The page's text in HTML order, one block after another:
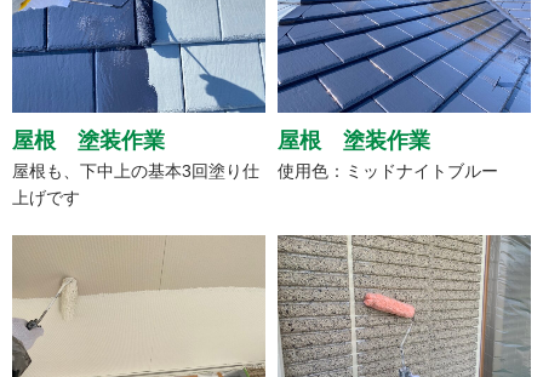
屋根 塗装作業
屋根も、下中上の基本3回塗り仕
上げです
屋根 塗装作業
使用色：ミッドナイトブルー